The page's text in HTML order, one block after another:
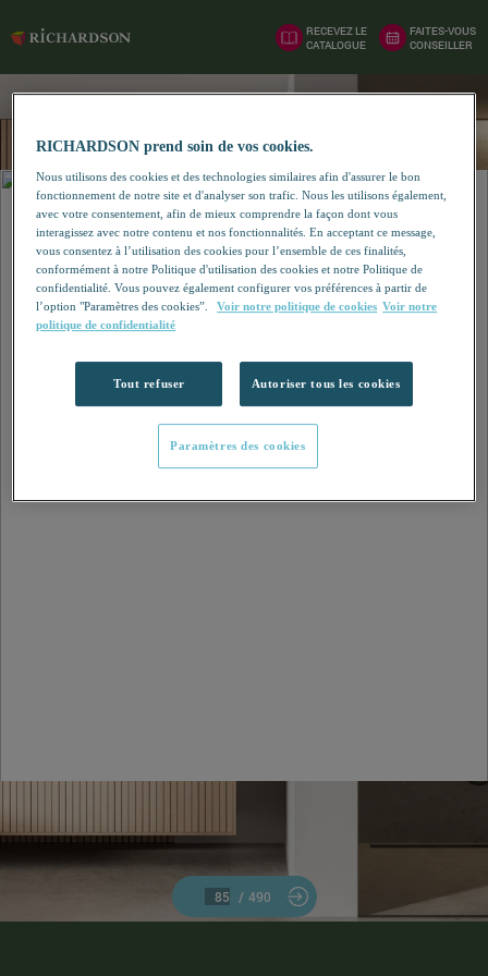
RECEVEZ LE
CATALOGUE
FAITES-VOUS
CONSEILLER
/ 490
RICHARDSON prend soin de vos cookies.
Nous utilisons des cookies et des technologies similaires afin d'assurer le bon
fonctionnement de notre site et d'analyser son trafic. Nous les utilisons également,
avec votre consentement, afin de mieux comprendre la façon dont vous
interagissez avec notre contenu et nos fonctionnalités. En acceptant ce message,
vous consentez à l’utilisation des cookies pour l’ensemble de ces finalités,
conformément à notre Politique d'utilisation des cookies et notre Politique de
confidentialité. Vous pouvez également configurer vos préférences à partir de
l’option "Paramètres des cookies”.
Voir notre politique de cookies Voir notre
politique de confidentialité
Tout refuser Autoriser tous les cookies
Paramètres des cookies